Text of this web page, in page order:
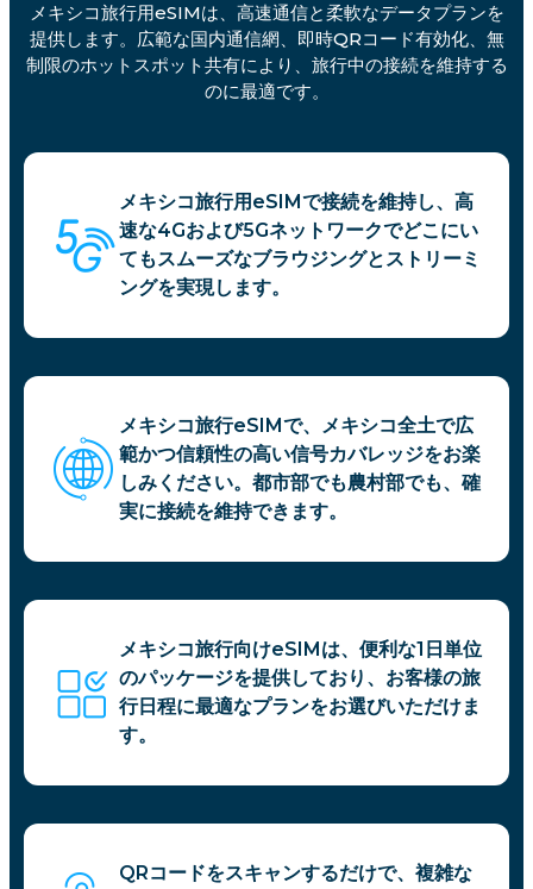
メキシコ旅行用eSIMは、高速通信と柔軟なデータプランを
提供します。広範な国内通信網、即時QRコード有効化、無
制限のホットスポット共有により、旅行中の接続を維持する
のに最適です。
メキシコ旅行用eSIMで接続を維持し、高
速な4Gおよび5Gネットワークでどこにい
てもスムーズなブラウジングとストリーミ
ングを実現します。
メキシコ旅行eSIMで、メキシコ全土で広
範かつ信頼性の高い信号カバレッジをお楽
しみください。都市部でも農村部でも、確
実に接続を維持できます。
メキシコ旅行向けeSIMは、便利な1日単位
のパッケージを提供しており、お客様の旅
行日程に最適なプランをお選びいただけま
す。
QRコードをスキャンするだけで、複雑な